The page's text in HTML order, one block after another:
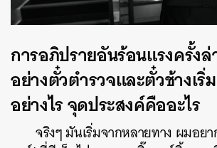
การอภิปรายอันร้อนแรงครั้ง
อย่างตั๋วตำรวจและตั๋วช้างเริ่
อย่างไร จุดประสงค์คืออะไร
จริงๆ มันเริ่มจากหลายทาง ผมอยา